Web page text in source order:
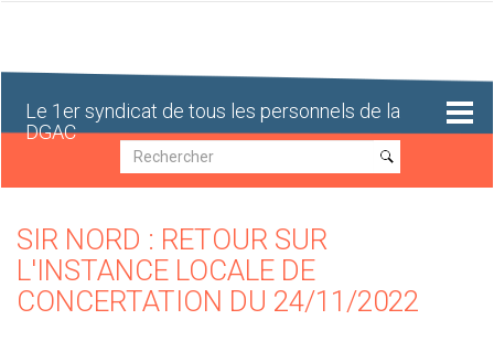
Le 1er syndicat de tous les personnels de la
DGAC
Recherche
Recherche
SIR NORD : RETOUR SUR
L'INSTANCE LOCALE DE
CONCERTATION DU 24/11/2022